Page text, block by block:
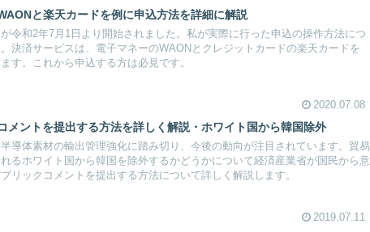
と楽天カードを例に申込方法を詳細に解説
令和2年7月1日より開始されました。私が実際に行った申込の操作方法につ
決済サービスは、電子マネーのWAONとクレジットカードの楽天カードを
す。これから申込する方は必見です。
2020.07.08
メントを提出する方法を詳しく解説・ホワイト国から韓国除外
導体素材の輸出管理強化に踏み切り、今後の動向が注目されています。貿易
れるホワイト国から韓国を除外するかどうかについて経済産業省が国民から意
リックコメントを提出する方法について詳しく解説します。
2019.07.11